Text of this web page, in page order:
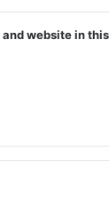
website in